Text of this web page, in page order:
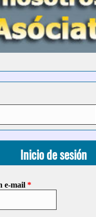
Inicio de sesión
e-mail *